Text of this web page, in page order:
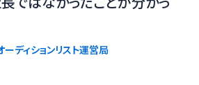
ーディションリスト運営局